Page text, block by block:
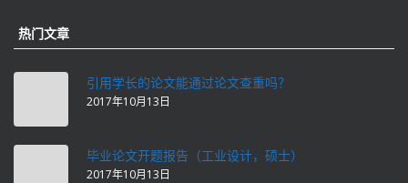
热门文章
引用学长的论文能通过论文查重吗？
2017年10月13日
毕业论文开题报告（工业设计，硕士）
2017年10月13日